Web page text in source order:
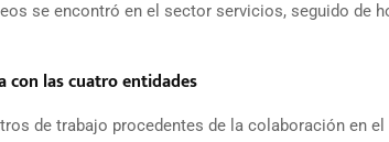
se encontró en el sector servicios, seguido de
con las cuatro entidades
de trabajo procedentes de la colaboración en